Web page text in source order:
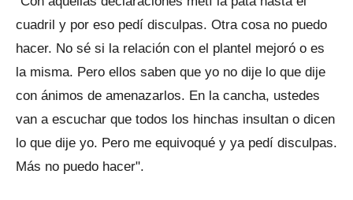
cuadril y por eso pedí disculpas. Otra cosa no puedo
hacer. No sé si la relación con el plantel mejoró o es
la misma. Pero ellos saben que yo no dije lo que dije
con ánimos de amenazarlos. En la cancha, ustedes
van a escuchar que todos los hinchas insultan o dicen
lo que dije yo. Pero me equivoqué y ya pedí disculpas.
Más no puedo hacer".